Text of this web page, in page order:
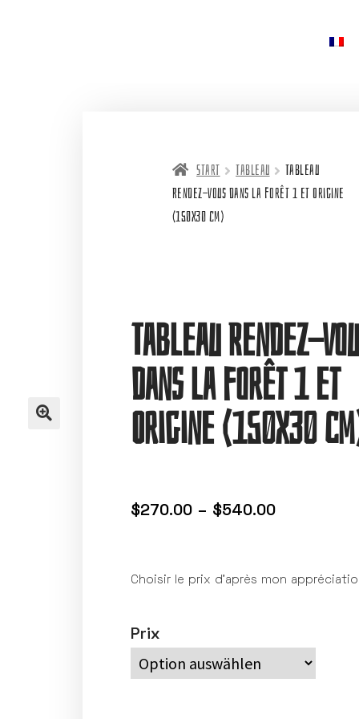
Start Tableau
Tableau
Rendez-vous dans la forêt 1 et Origine
(150X30 cm)
Tableau Rendez-
dans la forêt 1 et
Origine (150X30
$270.00 – $540.00
Choisir le prix d’après mon
Prix